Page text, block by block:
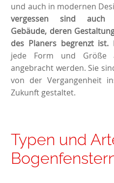
und auch in modernen
vergessen sind auch
Gebäude, deren
des Planers begrenzt ist.
jede Form und Größe
angebracht werden. Sie
von der Vergangenheit
Zukunft gestaltet.
Typen und